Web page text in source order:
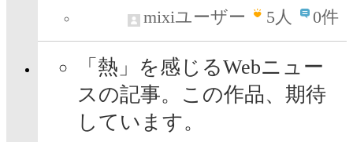
mixiユーザー
5人 0件
「熱」を感じるWebニュー
スの記事。この作品、期待
しています。